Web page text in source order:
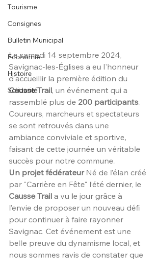
Tourisme
Consignes
Bulletin Municipal
Economie
Histoire
Solidarité
Le samedi 14 septembre 2024,
Savignac-les-Églises a eu l'honneur
d'accueillir la première édition du
Causse Trail, un événement qui a
rassemblé plus de 200 participants.
Coureurs, marcheurs et spectateurs
se sont retrouvés dans une
ambiance conviviale et sportive,
faisant de cette journée un véritable
succès pour notre commune.
Un projet fédérateur Né de l’élan créé
par "Carrière en Fête" l’été dernier, le
Causse Trail a vu le jour grâce à
l’envie de proposer un nouveau défi
pour continuer à faire rayonner
Savignac. Cet événement est une
belle preuve du dynamisme local, et
nous sommes ravis de constater que